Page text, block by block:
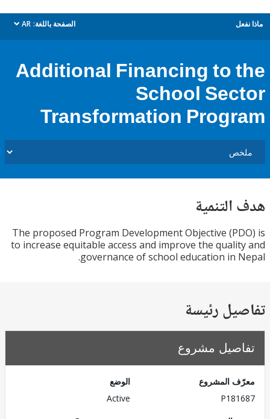
الصفحة باللغة: AR
dropdown
Additional Financing to
School
Transformation
The proposed Program Development Objective
to increase equitable access and improve the
governance of school education in
رئيسة
مشروع
المشروع